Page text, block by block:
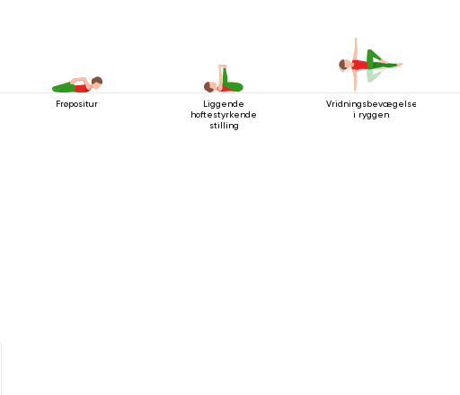
Frøpositur
Liggende
hoftestyrkende
stilling
Vridningsbevægelse
i ryggen